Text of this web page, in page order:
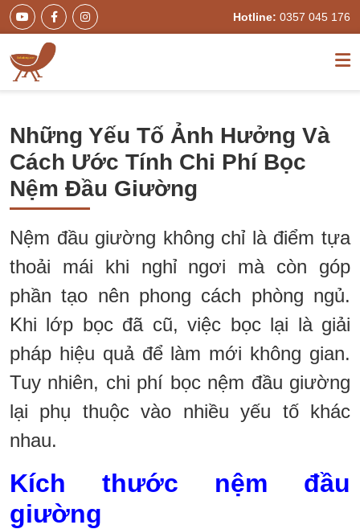
Hotline: 0357 045 176
Những Yếu Tố Ảnh Hưởng Và
Cách Ước Tính Chi Phí Bọc
Nệm Đầu Giường
Nệm đầu giường không chỉ là điểm tựa
thoải mái khi nghỉ ngơi mà còn góp
phần tạo nên phong cách phòng ngủ.
Khi lớp bọc đã cũ, việc bọc lại là giải
pháp hiệu quả để làm mới không gian.
Tuy nhiên, chi phí bọc nệm đầu giường
lại phụ thuộc vào nhiều yếu tố khác
nhau.
Kích thước nệm đầu
giường